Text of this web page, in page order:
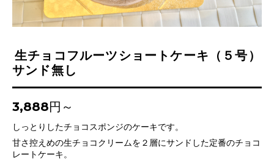
生チョコフルーツショートケーキ（５号）
サンド無し
3,888円～
しっとりしたチョコスポンジのケーキです。
甘さ控えめの生チョコクリームを２層にサンドした定番のチョコ
レートケーキ。